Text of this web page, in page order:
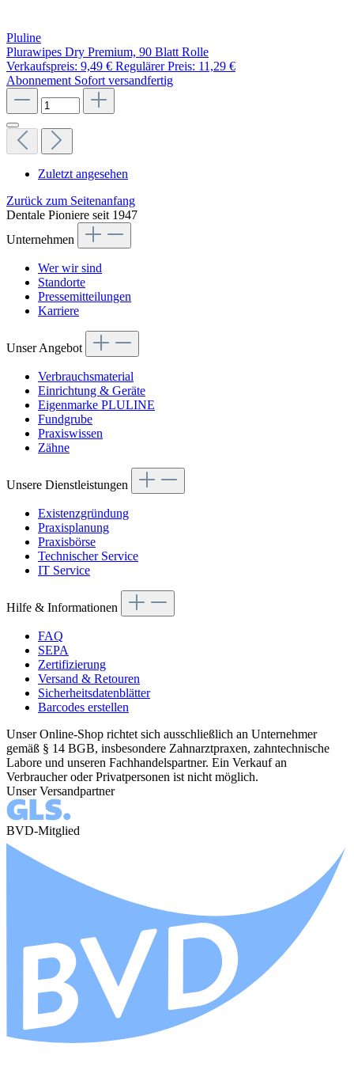
Pluline
Plurawipes Dry Premium, 90 Blatt Rolle
Verkaufspreis: 9,49 € Regulärer Preis: 11,29 €
Abonnement Sofort versandfertig
Zuletzt angesehen
Zurück zum Seitenanfang
Dentale Pioniere seit 1947
Unternehmen
Wer wir sind
Standorte
Pressemitteilungen
Karriere
Unser Angebot
Verbrauchsmaterial
Einrichtung & Geräte
Eigenmarke PLULINE
Fundgrube
Praxiswissen
Zähne
Unsere Dienstleistungen
Existenzgründung
Praxisplanung
Praxisbörse
Technischer Service
IT Service
Hilfe & Informationen
FAQ
SEPA
Zertifizierung
Versand & Retouren
Sicherheitsdatenblätter
Barcodes erstellen
Unser Online-Shop richtet sich ausschließlich an Unternehmer
gemäß § 14 BGB, insbesondere Zahnarztpraxen, zahntechnische
Labore und unseren Fachhandelspartner. Ein Verkauf an
Verbraucher oder Privatpersonen ist nicht möglich.
Unser Versandpartner
BVD-Mitglied